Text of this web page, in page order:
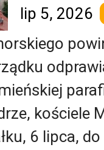
lip 5, 2026
kościele
6 lipca,